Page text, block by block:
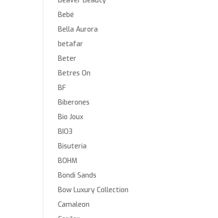
Bebé
Bella Aurora
betafar
Beter
Betres On
BF
Biberones
Bio Joux
BIO3
Bisuteria
BOHM
Bondi Sands
Bow Luxury Collection
Camaleon